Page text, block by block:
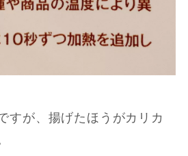
すが、揚げたほうがカリカ